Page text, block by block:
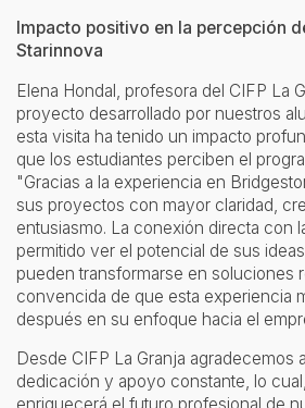
Impacto positivo en la percepción
Starinnova
Elena Hondal, profesora del CIFP La
proyecto desarrollado por nuestros
esta visita ha tenido un impacto
que los estudiantes perciben el
"Gracias a la experiencia en
sus proyectos con mayor claridad,
entusiasmo. La conexión directa con
permitido ver el potencial de sus
pueden transformarse en soluciones
convencida de que esta experiencia
después en su enfoque hacia el
Desde CIFP La Granja agradecemos a
dedicación y apoyo constante, lo